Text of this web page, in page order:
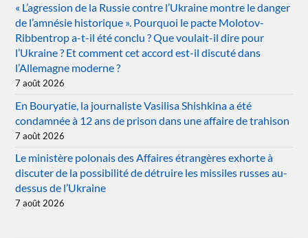
« L’agression de la Russie contre l’Ukraine montre le danger
de l’amnésie historique ». Pourquoi le pacte Molotov-
Ribbentrop a-t-il été conclu ? Que voulait-il dire pour
l’Ukraine ? Et comment cet accord est-il discuté dans
l’Allemagne moderne ?
7 août 2026
En Bouryatie, la journaliste Vasilisa Shishkina a été
condamnée à 12 ans de prison dans une affaire de trahison
7 août 2026
Le ministère polonais des Affaires étrangères exhorte à
discuter de la possibilité de détruire les missiles russes au-
dessus de l’Ukraine
7 août 2026